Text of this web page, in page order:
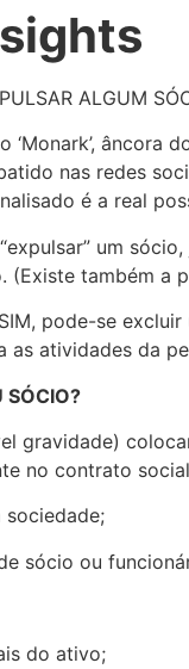
ALGUM
‘Monark’,
nas redes
é a real
um
(Existe também a
pode-se
as atividades da
SÓCIO?
gravidade)
no contrato
sócio ou
do ativo;